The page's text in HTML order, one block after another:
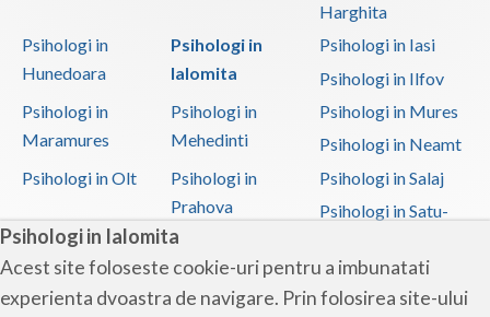
Psihologi in Ialomita
Acest site foloseste cookie-uri pentru a imbunatati
experienta dvoastra de navigare. Prin folosirea site-ului
Harghita
Psihologi in
Hunedoara
Psihologi in
Ialomita
Psihologi in Iasi
Psihologi in Ilfov
Psihologi in
Maramures
Psihologi in
Mehedinti
Psihologi in Mures
Psihologi in Neamt
Psihologi in Olt
Psihologi in
Prahova
Psihologi in Salaj
Psihologi in Satu-
Psihologi in Sibiu
Psihologi in
Suceava
Psihologi in
Teleorman